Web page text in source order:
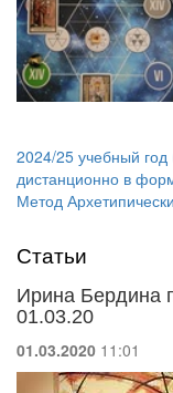
2024/25 учебный
дистанционно в
Метод
Статьи
Ирина Бердина
01.03.20
01.03.2020 11:01